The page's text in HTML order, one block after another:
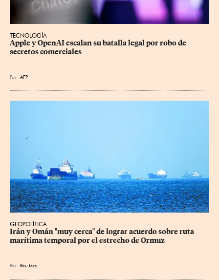
TECNOLOGÍA
Apple y OpenAI escalan su batalla legal por robo de
secretos comerciales
Por AFP
GEOPOLÍTICA
Irán y Omán "muy cerca" de lograr acuerdo sobre ruta
marítima temporal por el estrecho de Ormuz
Por Reu ters